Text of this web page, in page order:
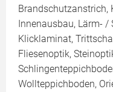
Brandschutzanstrich,
Innenausbau, Lärm- /
Klicklaminat,
Fliesenoptik,
Wollteppichboden,